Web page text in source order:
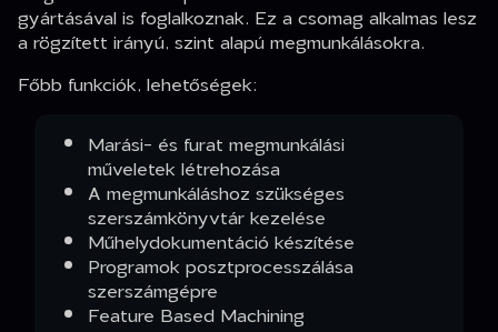
gyártásával is foglalkoznak. Ez a csomag alkalmas lesz
a rögzített irányú, szint alapú megmunkálásokra.
Főbb funkciók, lehetőségek:
Marási- és furat megmunkálási
műveletek létrehozása
A megmunkáláshoz szükséges
szerszámkönyvtár kezelése
Műhelydokumentáció készítése
Programok posztprocesszálása
szerszámgépre
Feature Based Machining